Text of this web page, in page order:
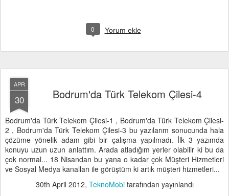
0 Yorum ekle
APR
30 Bodrum'da Türk Telekom Çilesi-4
Bodrum'da Türk Telekom Çilesi-1 , Bodrum'da Türk Telekom Çilesi-
2 , Bodrum'da Türk Telekom Çilesi-3 bu yazılarım sonucunda hala
çözüme yönelik adam gibi bir çalışma yapılmadı. İlk 3 yazımda
konuyu uzun uzun anlattım. Arada atladığım yerler olabilir ki bu da
çok normal... 18 Nisandan bu yana o kadar çok Müşteri Hizmetleri
ve Sosyal Medya kanalları ile görüştüm ki artık müşteri hizmetleri...
30th April 2012, TeknoMobitarafından yayınlandı